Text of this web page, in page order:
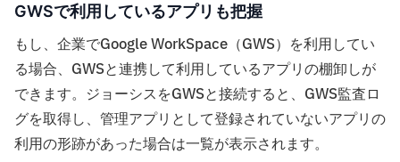
GWSで利用しているアプリも把握
もし、企業でGoogle WorkSpace（GWS）を利用してい
る場合、GWSと連携して利用しているアプリの棚卸しが
できます。ジョーシスをGWSと接続すると、GWS監査ロ
グを取得し、管理アプリとして登録されていないアプリの
利用の形跡があった場合は一覧が表示されます。